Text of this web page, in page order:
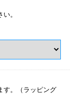
。
す。（ラッピング